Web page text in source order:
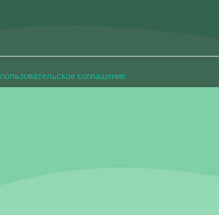
пользовательское соглашение